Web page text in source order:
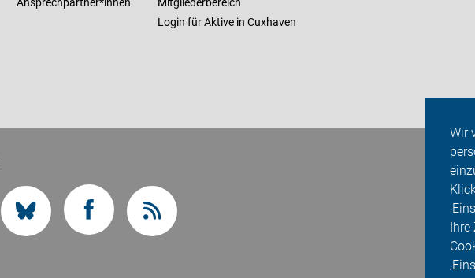
Wir
Ihre
Login für Aktive in Cuxhaven